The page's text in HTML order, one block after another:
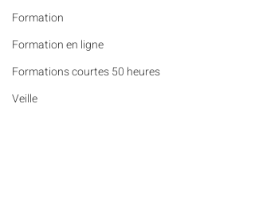
Formation
Formation en ligne
Formations courtes 50 heures
Veille